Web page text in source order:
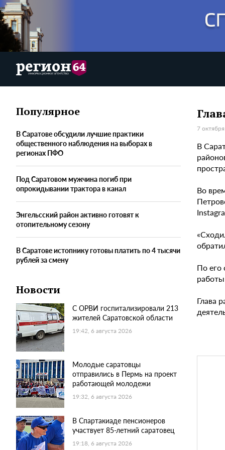
Популярное
В Саратове обсудили лучшие практики
общественного наблюдения на выборах в
регионах ПФО
Под Саратовом мужчина погиб при
опрокидывании трактора в канал
Энгельсский район активно готовят к
отопительному сезону
В Саратове истопнику готовы платить по 4 тысячи
рублей за смену
Новости
С ОРВИ госпитализировали 213
жителей Саратовской области
19:42, 6 августа 2026
Молодые саратовцы
отправились в Пермь на проект
работающей молодежи
19:32, 6 августа 2026
В Спартакиаде пенсионеров
участвует 85-летний саратовец
19:18, 6 августа 2026
7
В
Во
По его
Глава